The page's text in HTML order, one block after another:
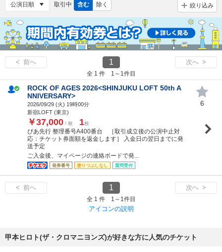
取引中 含む 除く 絞り込み
< 前へ 1 次へ >
全 1 件 1～1件目
ROCK OF AGES 2026<SHINJUKU LOFT 50th A
NNIVERSARY>
2026/09/29 (火) 19時00分
新宿LOFT (東京)
￥37,000 / 枚 1枚
ぴあ先行 整理番号A400番台 ［取引成立後の公演中止対
応：チケット券面額を返金します］ 入金日の翌日までに発
送予定
ご入金後、マイページの連絡ボードで発...
発券番号 塗りつぶしなし 質問受付
6
< 前へ 1 次へ >
全 1 件 1～1件目
アイコンの説明
甲本ヒロト(ザ・クロマニヨンズ)が好きな方に人気のチケット